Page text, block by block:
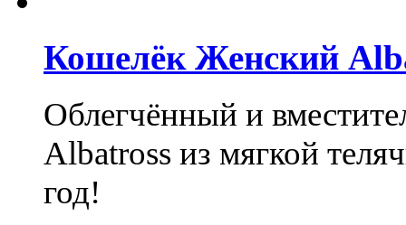
Кошелёк Женский
Облегчённый и
Albatross из мягкой
год!